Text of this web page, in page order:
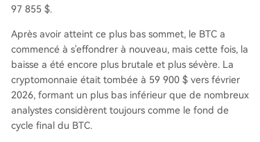
97 855 $.
Après avoir atteint ce plus bas sommet, le BTC a
commencé à s'effondrer à nouveau, mais cette fois, la
baisse a été encore plus brutale et plus sévère. La
cryptomonnaie était tombée à 59 900 $ vers février
2026, formant un plus bas inférieur que de nombreux
analystes considèrent toujours comme le fond de
cycle final du BTC.